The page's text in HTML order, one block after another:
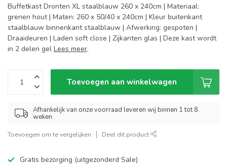
Buffetkast Dronten XL staalblauw 260 x 240cm | Materiaal:
grenen hout | Maten: 260 x 50/40 x 240cm | Kleur buitenkant
staalblauw binnenkant staalblauw | Afwerking: gespoten |
Draaideuren | Laden soft close | Zijkanten glas | Deze kast wordt
in 2 delen gel Lees meer.
Toevoegen aan winkelwagen
Afhankelijk van onze voorraad leveren wij binnen 1 tot 8
weken
Toevoegen om te vergelijken Deel dit product
Gratis bezorging (uitgezonderd Sale)